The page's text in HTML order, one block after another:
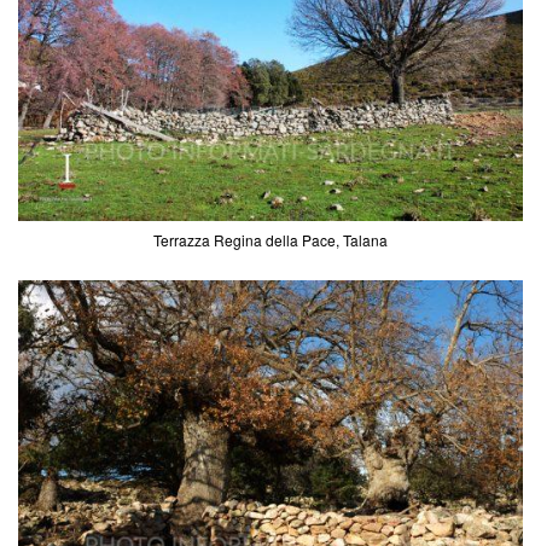
Terrazza Regina della Pace, Talana